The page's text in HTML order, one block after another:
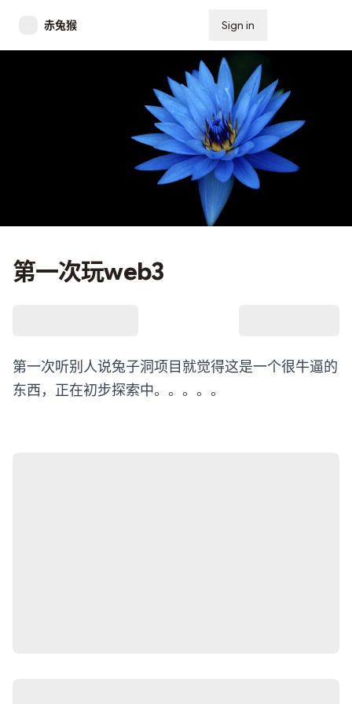
赤兔猴 Sign in
第一次玩web3
第一次听别人说兔子洞项目就觉得这是一个很牛逼的
东西，正在初步探索中。。。。。